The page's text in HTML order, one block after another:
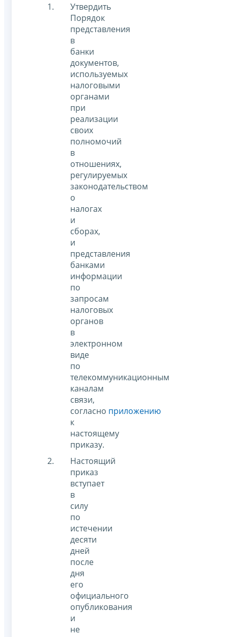
Утвердить
Порядок
представления
в
банки
документов,
используемых
налоговыми
органами
при
реализации
своих
полномочий
в
отношениях,
регулируемых
законодательством
о
налогах
и
сборах,
и
представления
банками
информации
по
запросам
налоговых
органов
в
электронном
виде
по
телекоммуникационным
каналам
связи,
согласно приложению
к
настоящему
приказу.
Настоящий
приказ
вступает
в
силу
по
истечении
десяти
дней
после
дня
его
официального
опубликования
и
не